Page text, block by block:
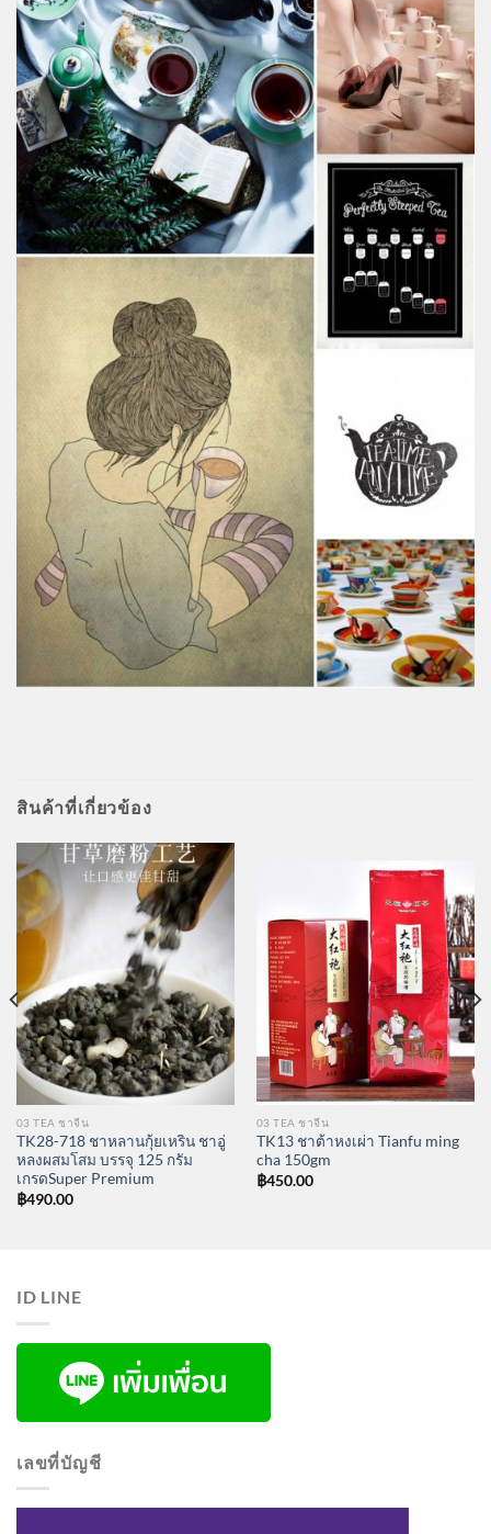
สินค้าที่เกี่ยวข้อง
03 TEA ชาจีน
TK28-718 ชาหลานกุ้ยเหริน ชาอู่
หลงผสมโสม บรรจุ 125 กรัม
เกรดSuper Premium
฿490.00
03 TEA ชาจีน
TK13 ชาต้าหงเผ่า Tianfu ming
cha 150gm
฿450.00
ID LINE
เลขที่บัญชี